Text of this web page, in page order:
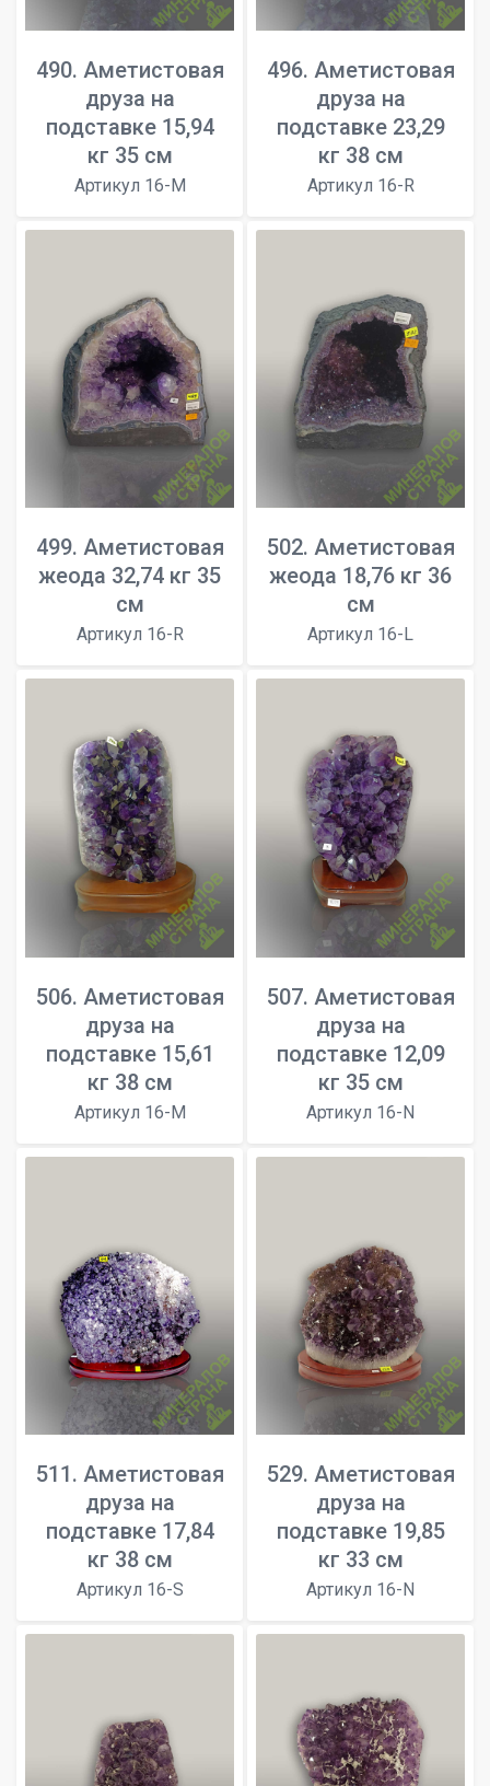
490. Аметистовая
друза на
подставке 15,94
кг 35 см
Артикул 16-M
496. Аметистовая
друза на
подставке 23,29
кг 38 см
Артикул 16-R
499. Аметистовая
жеода 32,74 кг 35
см
Артикул 16-R
502. Аметистовая
жеода 18,76 кг 36
см
Артикул 16-L
506. Аметистовая
друза на
подставке 15,61
кг 38 см
Артикул 16-M
507. Аметистовая
друза на
подставке 12,09
кг 35 см
Артикул 16-N
511. Аметистовая
друза на
подставке 17,84
кг 38 см
Артикул 16-S
529. Аметистовая
друза на
подставке 19,85
кг 33 см
Артикул 16-N